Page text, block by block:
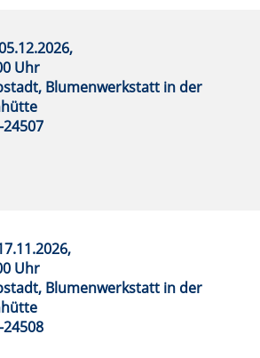
Uhr
Blumenwerkstatt in der
24507
Uhr
Blumenwerkstatt in der
24508